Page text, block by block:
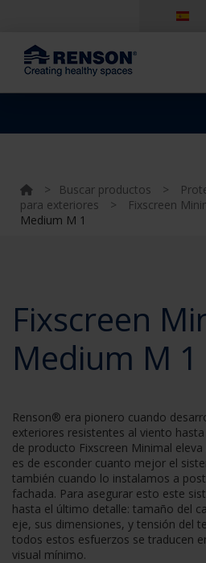
> Buscar productos >
para exteriores
> Fixscreen
Medium M 1
Fixscreen
Medium M 1
Renson® era pionero cuando
exteriores resistentes al viento
de producto Fixscreen Minimal
es de esconder cuanto mejor el
también cuando lo instalamos a
fachada. Para asegurar esto este
hasta el último detalle: tamaño del
eje, sus dimensiones, y tensión del
todos estos esfuerzos se traducen
visual mínimo.